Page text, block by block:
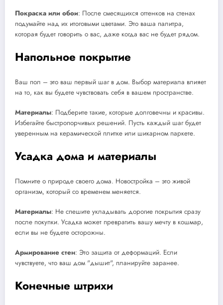
Покраска или обои: После смесящихся оттенков на стенах
подумайте над их итоговыми цветами. Это ваша палитра,
которая будет говорить о вас, даже когда вас не будет рядом.
Напольное покрытие
Ваш пол – это ваш первый шаг в дом. Выбор материала влияет
на то, как вы будете чувствовать себя в вашем пространстве.
Материалы: Подберите такие, которые долговечны и красивы.
Избегайте быстропорчивых решений. Пусть каждый шаг будет
уверенным на керамической плитке или шикарном паркете.
Усадка дома и материалы
Помните о природе своего дома. Новостройка – это живой
организм, который со временем меняется.
Материалы: Не спешите укладывать дорогие покрытия сразу
после покупки. Усадка может превратить вашу мечту в кошмар,
если вы не будете осторожны.
Армирование стен: Это защита от деформаций. Если
чувствуете, что ваш дом "дышит", планируйте заранее.
Конечные штрихи